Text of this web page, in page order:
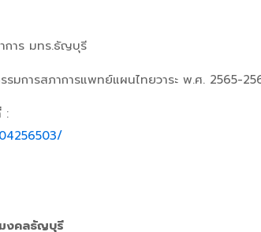
การ มทร.ธัญบุรี
รรมการสภาการแพทย์แผนไทยวาระ พ.ศ.
:
มงคลธัญบุรี